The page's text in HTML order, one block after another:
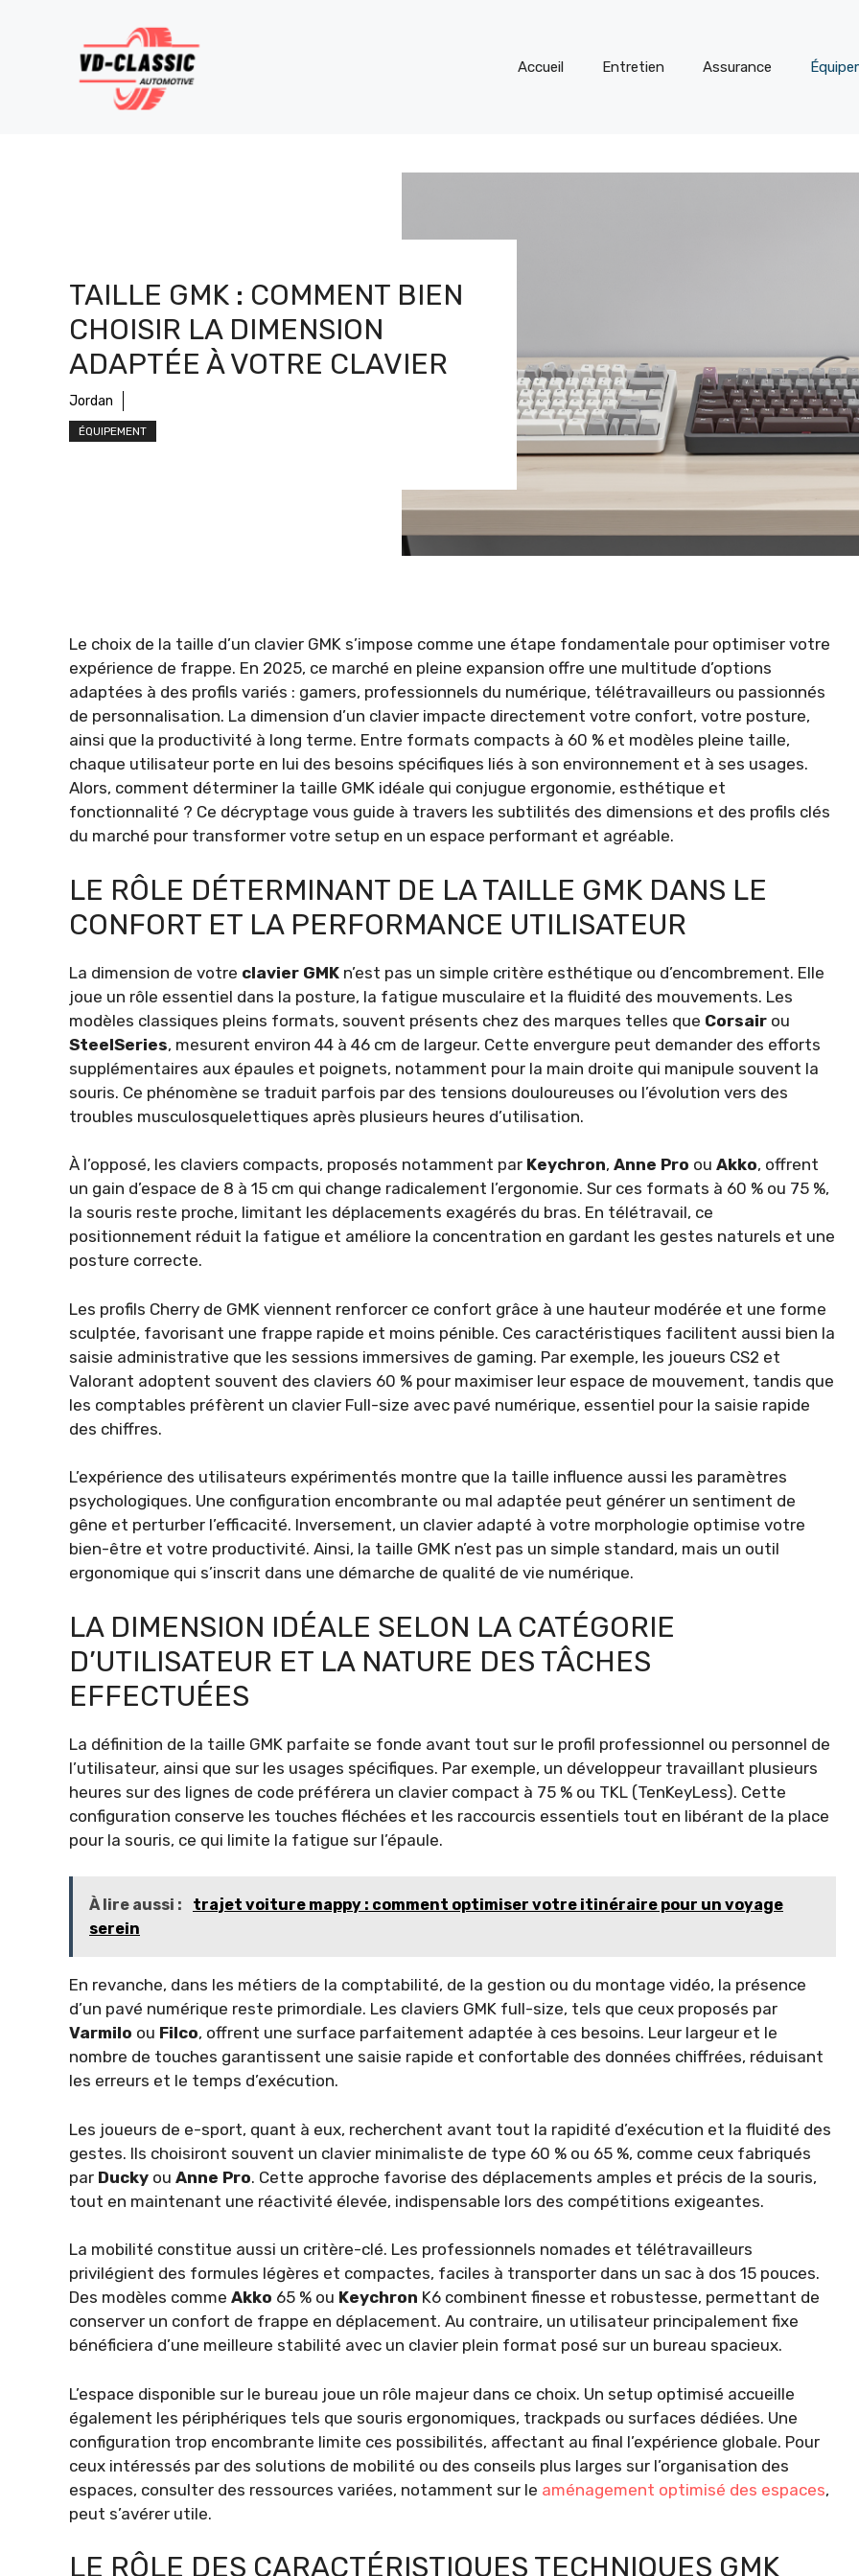
Accueil Entretien Assurance
TAILLE GMK : COMMENT BIEN
CHOISIR LA DIMENSION
ADAPTÉE À VOTRE CLAVIER
Jordan
ÉQUIPEMENT
Le choix de la taille d’un clavier GMK s’impose comme une étape fondamentale pour optimiser votre
expérience de frappe. En 2025, ce marché en pleine expansion offre une multitude d’options
adaptées à des profils variés : gamers, professionnels du numérique, télétravailleurs ou passionnés
de personnalisation. La dimension d’un clavier impacte directement votre confort, votre posture,
ainsi que la productivité à long terme. Entre formats compacts à 60 % et modèles pleine taille,
chaque utilisateur porte en lui des besoins spécifiques liés à son environnement et à ses usages.
Alors, comment déterminer la taille GMK idéale qui conjugue ergonomie, esthétique et
fonctionnalité ? Ce décryptage vous guide à travers les subtilités des dimensions et des profils clés
du marché pour transformer votre setup en un espace performant et agréable.
LE RÔLE DÉTERMINANT DE LA TAILLE GMK DANS LE
CONFORT ET LA PERFORMANCE UTILISATEUR
La dimension de votre clavier GMK n’est pas un simple critère esthétique ou d’encombrement. Elle
joue un rôle essentiel dans la posture, la fatigue musculaire et la fluidité des mouvements. Les
modèles classiques pleins formats, souvent présents chez des marques telles que Corsair ou
SteelSeries, mesurent environ 44 à 46 cm de largeur. Cette envergure peut demander des efforts
supplémentaires aux épaules et poignets, notamment pour la main droite qui manipule souvent la
souris. Ce phénomène se traduit parfois par des tensions douloureuses ou l’évolution vers des
troubles musculosquelettiques après plusieurs heures d’utilisation.
À l’opposé, les claviers compacts, proposés notamment par Keychron, Anne Pro ou Akko, offrent
un gain d’espace de 8 à 15 cm qui change radicalement l’ergonomie. Sur ces formats à 60 % ou 75 %,
la souris reste proche, limitant les déplacements exagérés du bras. En télétravail, ce
positionnement réduit la fatigue et améliore la concentration en gardant les gestes naturels et une
posture correcte.
Les profils Cherry de GMK viennent renforcer ce confort grâce à une hauteur modérée et une forme
sculptée, favorisant une frappe rapide et moins pénible. Ces caractéristiques facilitent aussi bien la
saisie administrative que les sessions immersives de gaming. Par exemple, les joueurs CS2 et
Valorant adoptent souvent des claviers 60 % pour maximiser leur espace de mouvement, tandis que
les comptables préfèrent un clavier Full-size avec pavé numérique, essentiel pour la saisie rapide
des chiffres.
L’expérience des utilisateurs expérimentés montre que la taille influence aussi les paramètres
psychologiques. Une configuration encombrante ou mal adaptée peut générer un sentiment de
gêne et perturber l’efficacité. Inversement, un clavier adapté à votre morphologie optimise votre
bien-être et votre productivité. Ainsi, la taille GMK n’est pas un simple standard, mais un outil
ergonomique qui s’inscrit dans une démarche de qualité de vie numérique.
LA DIMENSION IDÉALE SELON LA CATÉGORIE
D’UTILISATEUR ET LA NATURE DES TÂCHES
EFFECTUÉES
La définition de la taille GMK parfaite se fonde avant tout sur le profil professionnel ou personnel de
l’utilisateur, ainsi que sur les usages spécifiques. Par exemple, un développeur travaillant plusieurs
heures sur des lignes de code préférera un clavier compact à 75 % ou TKL (TenKeyLess). Cette
configuration conserve les touches fléchées et les raccourcis essentiels tout en libérant de la place
pour la souris, ce qui limite la fatigue sur l’épaule.
À lire aussi :
trajet voiture mappy : comment optimiser votre itinéraire pour un voyage
serein
En revanche, dans les métiers de la comptabilité, de la gestion ou du montage vidéo, la présence
d’un pavé numérique reste primordiale. Les claviers GMK full-size, tels que ceux proposés par
Varmilo ou Filco, offrent une surface parfaitement adaptée à ces besoins. Leur largeur et le
nombre de touches garantissent une saisie rapide et confortable des données chiffrées, réduisant
les erreurs et le temps d’exécution.
Les joueurs de e-sport, quant à eux, recherchent avant tout la rapidité d’exécution et la fluidité des
gestes. Ils choisiront souvent un clavier minimaliste de type 60 % ou 65 %, comme ceux fabriqués
par Ducky ou Anne Pro. Cette approche favorise des déplacements amples et précis de la souris,
tout en maintenant une réactivité élevée, indispensable lors des compétitions exigeantes.
La mobilité constitue aussi un critère-clé. Les professionnels nomades et télétravailleurs
privilégient des formules légères et compactes, faciles à transporter dans un sac à dos 15 pouces.
Des modèles comme Akko 65 % ou Keychron K6 combinent finesse et robustesse, permettant de
conserver un confort de frappe en déplacement. Au contraire, un utilisateur principalement fixe
bénéficiera d’une meilleure stabilité avec un clavier plein format posé sur un bureau spacieux.
L’espace disponible sur le bureau joue un rôle majeur dans ce choix. Un setup optimisé accueille
également les périphériques tels que souris ergonomiques, trackpads ou surfaces dédiées. Une
configuration trop encombrante limite ces possibilités, affectant au final l’expérience globale. Pour
ceux intéressés par des solutions de mobilité ou des conseils plus larges sur l’organisation des
espaces, consulter des ressources variées, notamment sur le aménagement optimisé des espaces,
peut s’avérer utile.
LE RÔLE DES CARACTÉRISTIQUES TECHNIQUES GMK